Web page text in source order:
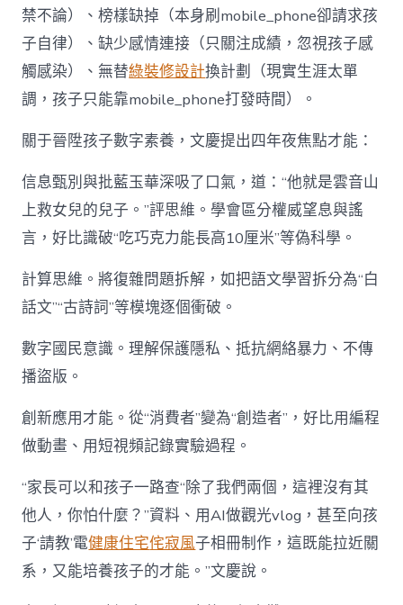
禁不論）、榜樣缺掉（本身刷mobile_phone卻請求孩
子自律）、缺少感情連接（只關注成績，忽視孩子感
觸感染）、無替綠裝修設計換計劃（現實生涯太單
調，孩子只能靠mobile_phone打發時間）。
關于晉陞孩子數字素養，文慶提出四年夜焦點才能：
信息甄別與批藍玉華深吸了口氣，道：“他就是雲音山
上救女兒的兒子。”評思維。學會區分權威望息與謠
言，好比識破“吃巧克力能長高10厘米”等偽科學。
計算思維。將復雜問題拆解，如把語文學習拆分為“白
話文”“古詩詞”等模塊逐個衝破。
數字國民意識。理解保護隱私、抵抗網絡暴力、不傳
播盜版。
創新應用才能。從“消費者”變為“創造者”，好比用編程
做動畫、用短視頻記錄實驗過程。
“家長可以和孩子一路查“除了我們兩個，這裡沒有其
他人，你怕什麼？”資料、用AI做觀光vlog，甚至向孩
子‘請教’電健康住宅侘寂風子相冊制作，這既能拉近關
系，又能培養孩子的才能。”文慶說。